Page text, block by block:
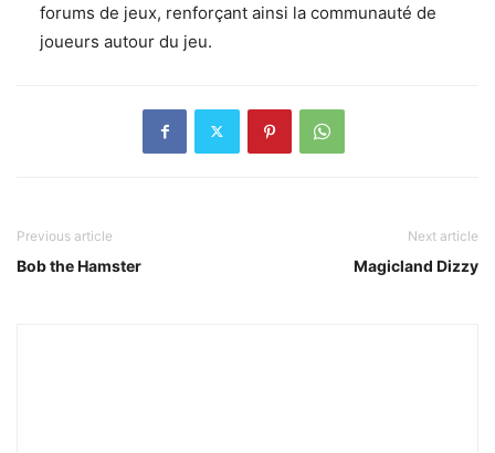
forums de jeux, renforçant ainsi la communauté de
joueurs autour du jeu.
Previous article
Bob the Hamster
Next article
Magicland Dizzy